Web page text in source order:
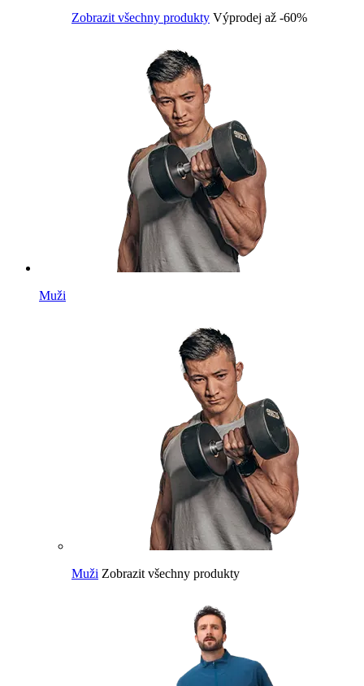
Zobrazit všechny produkty Výprodej až -60%
Muži
Muži Zobrazit všechny produkty